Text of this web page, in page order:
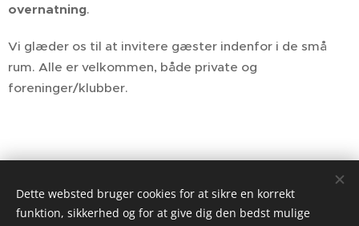
overnatning.
Vi glæder os til at invitere gæster indenfor i de små
rum. Alle er velkommen, både private og
foreninger/klubber.
Overnatning og besøg reserveres under Booking
på mail:hattemagerhuset@hattemagerhuset.dk
Dette websted bruger cookies for at sikre en korrekt
funktion, sikkerhed og for at give dig den bedst mulige